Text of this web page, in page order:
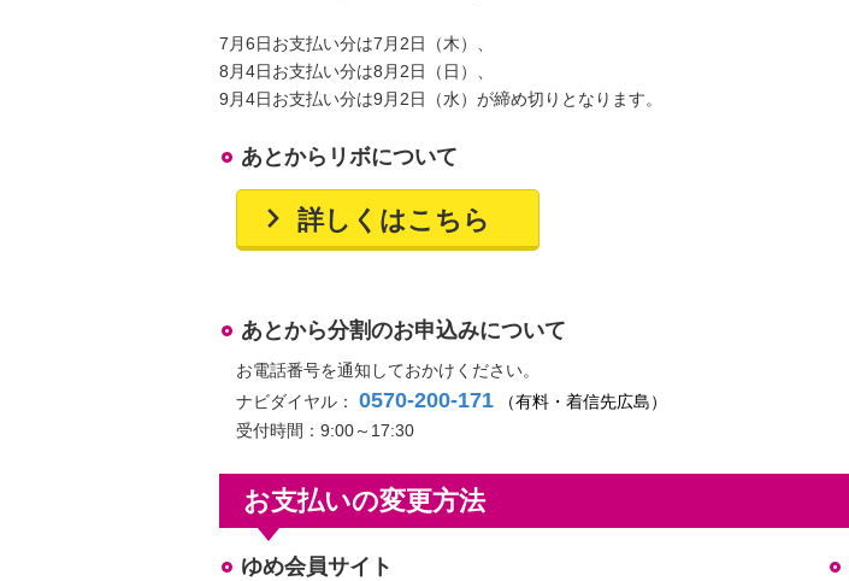
7月6日お支払い分は7月2日（木）、
8月4日お支払い分は8月2日（日）、
9月4日お支払い分は9月2日（水）が締め切りとなります。
あとからリボについて
詳しくはこちら
あとから分割のお申込みについて
お電話番号を通知しておかけください。
ナビダイヤル： 0570-200-171
（有料・着信先広島）
受付時間：9:00～17:30
お支払いの変更方法
ゆめ会員サイト